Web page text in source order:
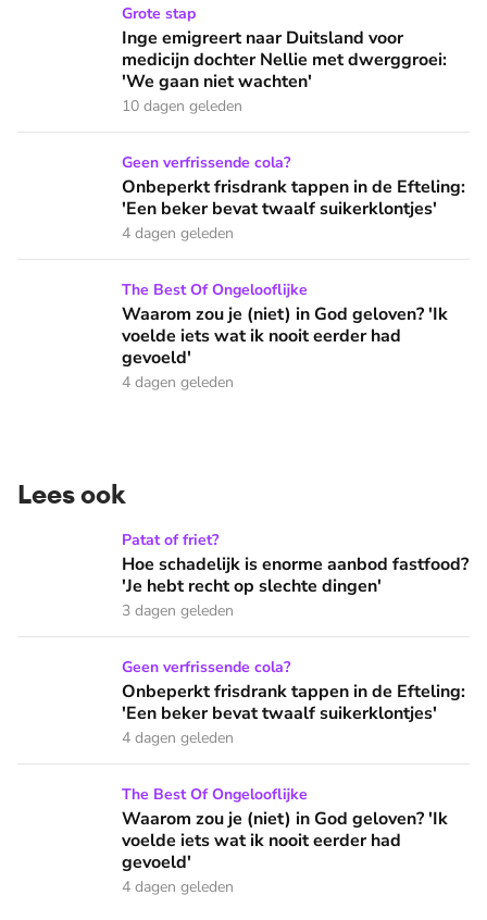
Inge emigreert naar Duitsland voor medicijn dochter
Grote stap
Inge emigreert naar Duitsland voor
medicijn dochter Nellie met dwerggroei:
'We gaan niet wachten'
10 dagen geleden
Onbeperkt frisdrank tappen in de Efteling: 'Een beker
Geen verfrissende cola?
Onbeperkt frisdrank tappen in de Efteling:
'Een beker bevat twaalf suikerklontjes'
4 dagen geleden
Waarom zou je (niet) in God geloven? 'Ik voelde iets wat
The Best Of Ongelooflijke
Waarom zou je (niet) in God geloven? 'Ik
voelde iets wat ik nooit eerder had
gevoeld'
4 dagen geleden
Lees ook
Hoe schadelijk is enorme aanbod fastfood? 'Je hebt recht
Patat of friet?
Hoe schadelijk is enorme aanbod fastfood?
'Je hebt recht op slechte dingen'
3 dagen geleden
Onbeperkt frisdrank tappen in de Efteling: 'Een beker
Geen verfrissende cola?
Onbeperkt frisdrank tappen in de Efteling:
'Een beker bevat twaalf suikerklontjes'
4 dagen geleden
Waarom zou je (niet) in God geloven? 'Ik voelde iets wat
The Best Of Ongelooflijke
Waarom zou je (niet) in God geloven? 'Ik
voelde iets wat ik nooit eerder had
gevoeld'
4 dagen geleden